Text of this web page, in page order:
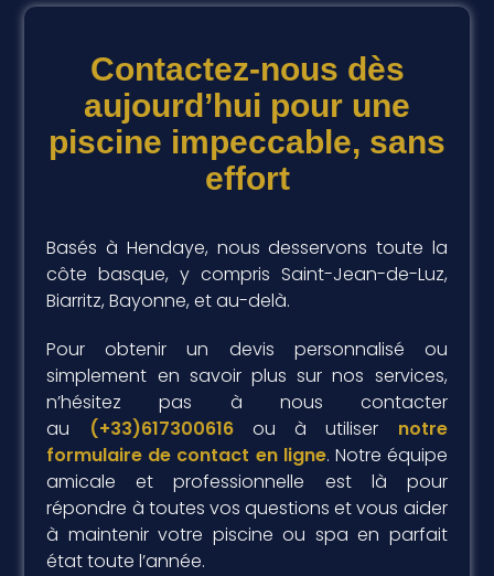
Contactez-nous dès
aujourd’hui pour une
piscine impeccable, sans
effort
Basés à Hendaye, nous desservons toute la
côte basque, y compris Saint-Jean-de-Luz,
Biarritz, Bayonne, et au-delà.
Pour obtenir un devis personnalisé ou
simplement en savoir plus sur nos services,
n’hésitez pas à nous contacter
au
(+33)617300616ou à utiliser notre
formulaire de contact en ligne. Notre équipe
amicale et professionnelle est là pour
répondre à toutes vos questions et vous aider
à maintenir votre piscine ou spa en parfait
état toute l’année.